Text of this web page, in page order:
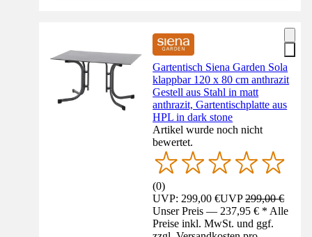
Gartentisch Siena Garden Sola
klappbar 120 x 80 cm anthrazit
Gestell aus Stahl in matt
anthrazit, Gartentischplatte aus
HPL in dark stone
Artikel wurde noch nicht
bewertet.
(0)
UVP: 299,00 €UVP299,00 €
Unser Preis — 237,95 € * Alle
Preise inkl. MwSt. und ggf.